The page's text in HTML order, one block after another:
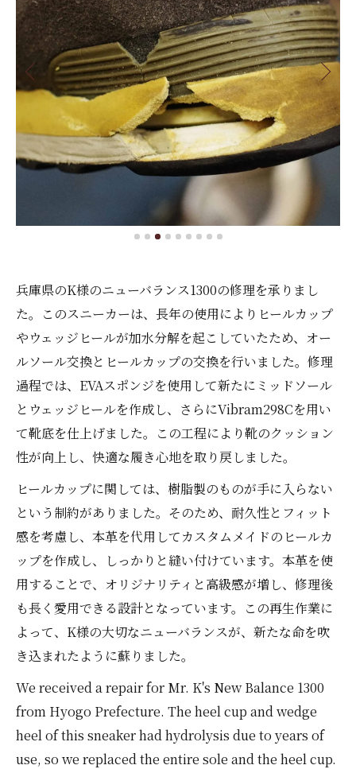
兵庫県のK様のニューバランス1300の修理を承りまし
た。このスニーカーは、長年の使用によりヒールカップ
やウェッジヒールが加水分解を起こしていたため、オー
ルソール交換とヒールカップの交換を行いました。修理
過程では、EVAスポンジを使用して新たにミッドソール
とウェッジヒールを作成し、さらにVibram298Cを用い
て靴底を仕上げました。この工程により靴のクッション
性が向上し、快適な履き心地を取り戻しました。
ヒールカップに関しては、樹脂製のものが手に入らない
という制約がありました。そのため、耐久性とフィット
感を考慮し、本革を代用してカスタムメイドのヒールカ
ップを作成し、しっかりと縫い付けています。本革を使
用することで、オリジナリティと高級感が増し、修理後
も長く愛用できる設計となっています。この再生作業に
よって、K様の大切なニューバランスが、新たな命を吹
き込まれたように蘇りました。
We received a repair for Mr. K's New Balance 1300
from Hyogo Prefecture. The heel cup and wedge
heel of this sneaker had hydrolysis due to years of
use, so we replaced the entire sole and the heel cup.